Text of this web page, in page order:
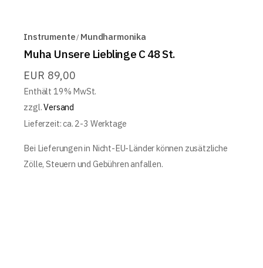
Instrumente Mundharmonika
Muha Unsere Lieblinge C 48 St.
EUR 89,00
Enthält 19% MwSt.
zzgl.Versand
Lieferzeit: ca. 2-3 Werktage
Bei Lieferungen in Nicht-EU-Länder können zusätzliche
Zölle, Steuern und Gebühren anfallen.